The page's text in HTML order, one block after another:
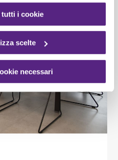
tutti i cookie
scelte
necessari